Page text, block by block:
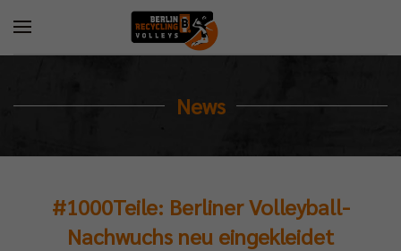
News
#1000Teile: Berliner Volleyball-
Nachwuchs neu eingekleidet